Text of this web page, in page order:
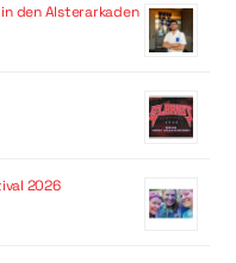
in den Alsterarkaden
2026